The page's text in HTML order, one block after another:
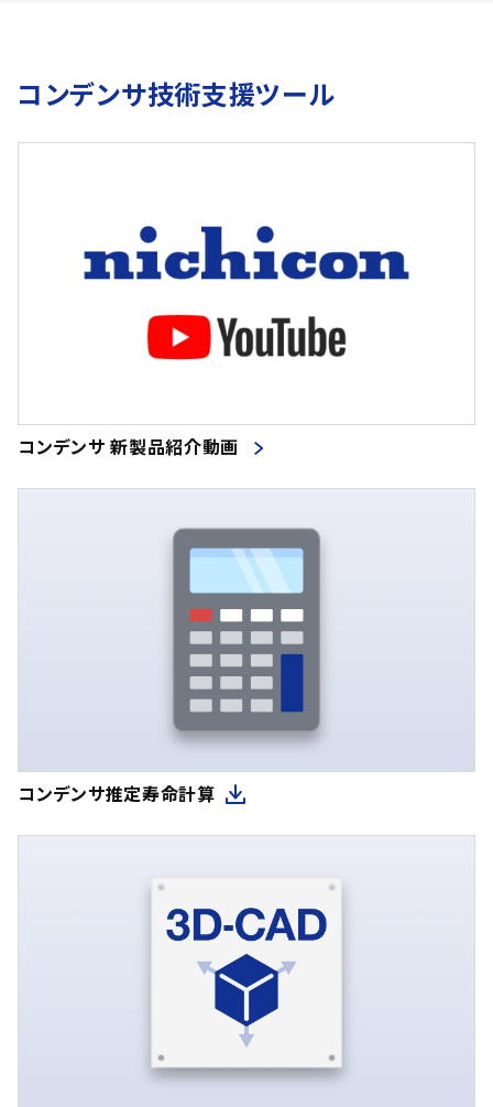
コンデンサ技術支援ツール
コンデンサ 新製品紹介動画
コンデンサ推定寿命計算